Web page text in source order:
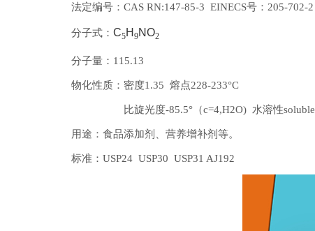
法定编号：CAS RN:147-85-3 EINECS号：205-702-2
分子式： C5H 9NO2
分子量：115.13
物化性质：密度1.35 熔点228-233°C
比旋光度-85.5°（c=4,H2O) 水溶性soluble
用途：食品添加剂、营养增补剂等。
标准：USP24 USP30 USP31 AJ192